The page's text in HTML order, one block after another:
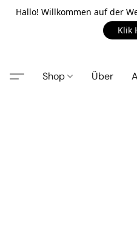
Hallo! Willkommen auf der
Klik
Shop Über